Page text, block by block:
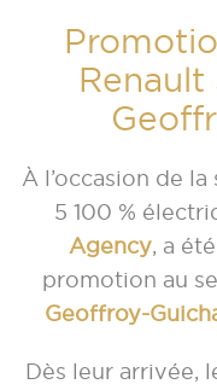
Renault
À l’occasion de
5 100 %
Agency, a
promotion au
Geoffroy-
Dès leur arrivée,